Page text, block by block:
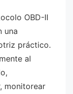
OBD-II
una
práctico.
al
monitorear